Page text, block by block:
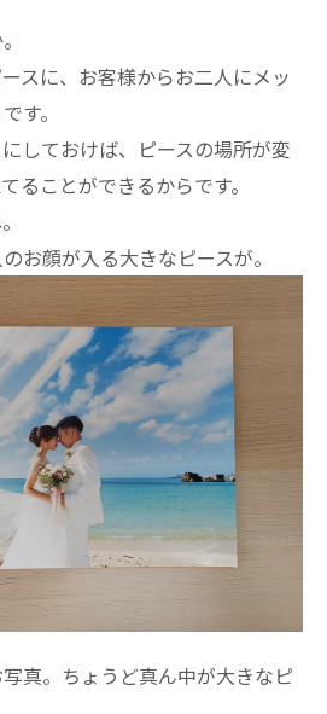
スに、お客様からお二人にメッ
す。
しておけば、ピースの場所が変
ることができるからです。
お顔が入る大きなピースが。
真。ちょうど真ん中が大きなピ